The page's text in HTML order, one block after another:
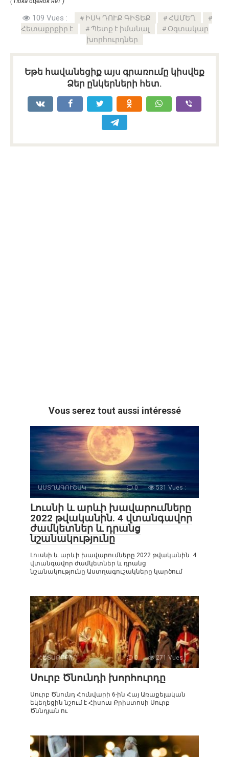
109 Vues : ԻՍԿ ԴՈՒՔ ԳԻՏԵՔ
ՀԱՄԵՂ
Հետաքրքիր է
Պետք է իմանալ
Օգտակար
խորհուրդներ
Եթե հավանեցիք այս գրառումը կիսվեք
Ձեր ընկերների հետ.
Vous serez tout aussi intéressé
ԱՍՏՂԱԳՈՒՇԱԿ 0 531 Vues :
Լուսնի և արևի խավարումները
2022 թվականին. 4 վտանգավոր
ժամկետներ և դրանց
նշանակությունը
Լուսնի և արևի խավարումները 2022 թվականին. 4
վտանգավոր ժամկետներ և դրանց
նշանակությունը Աստղագուշակները կարծում
ՀԵՏԱՔՐՔԻՐ 0 271 Vues :
Սուրբ Ծնունդի խորհուրդը
Սուրբ Ծնունդ Հունվարի 6-ին Հայ Առաքելական
եկեղեցին նշում է Հիսուս Քրիստոսի Սուրբ
Ծննդյան ու